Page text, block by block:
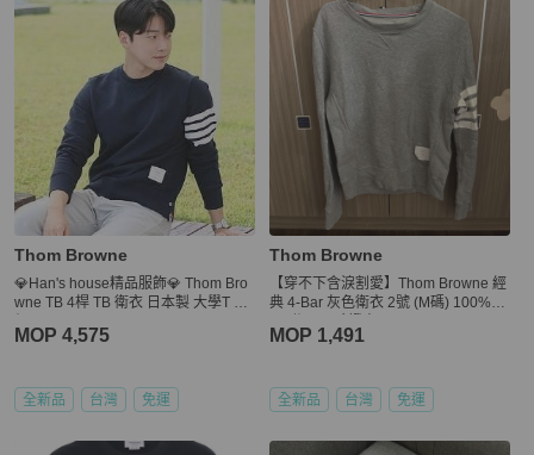
Thom Browne
💎Han's house精品服飾💎 Thom Bro
wne TB 4桿 TB 衛衣 日本製 大學T 原
MOP 4,575
全新品 台灣 免運
Thom Browne
【穿不下含淚割愛】Thom Browne 經
典 4-Bar 灰色衛衣 2號 (M碼) 100%正
MOP 1,491
全新品 台灣 免運